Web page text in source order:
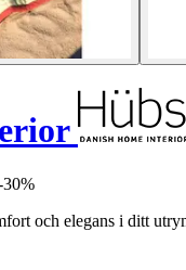
30%
och elegans i ditt